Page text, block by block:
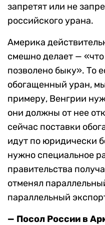
запретят или не
российского урана.
Америка
смешно делает —
позволено быку». То
обогащенный уран,
примеру, Венгрии
они должны от нее
сейчас поставки
идут по юридически
нужно специальное
правительства
отменял
параллельный
— Посол России в